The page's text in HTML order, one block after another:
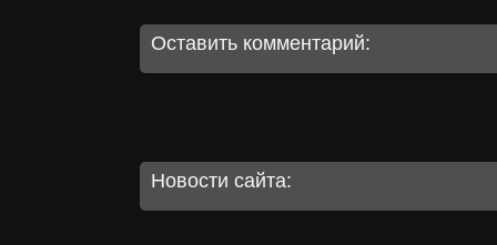
Оставить комментарий:
Новости сайта: